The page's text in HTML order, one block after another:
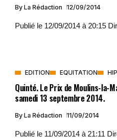
By La Rédaction 12/09/2014
Publié le 12/09/2014 à 20:15
EDITION EQUITATION
Quinté. Le Prix de Moulins-la-
samedi 13 septembre 2014.
By La Rédaction 11/09/2014
Publié le 11/09/2014 à 21:11